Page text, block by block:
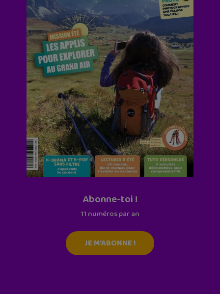
Abonne-toi !
11 numéros par an
JE M'ABONNE !